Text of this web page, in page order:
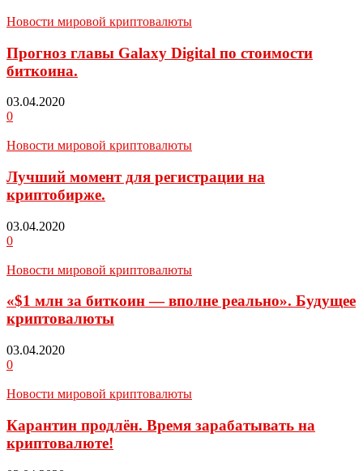
Новости мировой криптовалюты
Прогноз главы Galaxy Digital по стоимости
биткоина.
03.04.2020
0
Новости мировой криптовалюты
Лучший момент для регистрации на
криптобирже.
03.04.2020
0
Новости мировой криптовалюты
«$1 млн за биткоин — вполне реально». Будущее
криптовалюты
03.04.2020
0
Новости мировой криптовалюты
Карантин продлён. Время зарабатывать на
криптовалюте!